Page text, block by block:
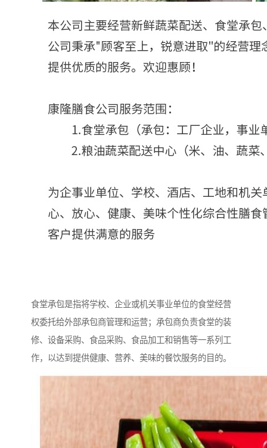
食堂承包是指将学校、企业或机关事业单位的食堂经营
权委托给外部承包商管理和运营；承包商负责食堂的装
修、设备采购、食品采购、食品加工和销售等一系列工
作，以达到提供健康、营养、美味的餐饮服务的目的。